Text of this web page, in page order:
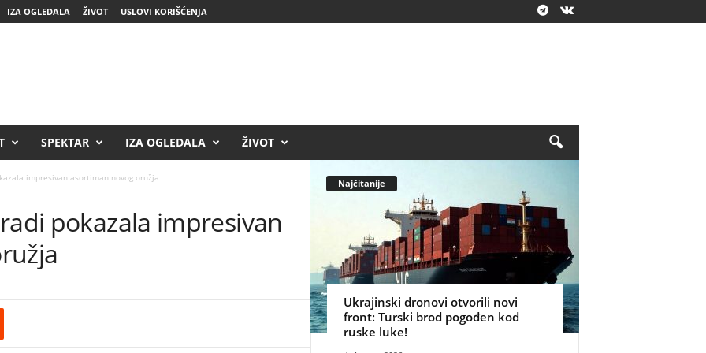
IZA OGLEDALA ŽIVOT USLOVI KORIŠĆENJA
SPEKTAR IZA OGLEDALA ŽIVOT
impresivan asortiman novog oružja
pokazala impresivan
Najčitanije
Ukrajinski dronovi otvorili novi
front: Turski brod pogođen kod
ruske luke!